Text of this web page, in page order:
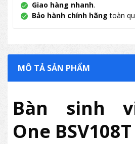
Giao hàng nhanh.
Bảo hành chính hãng toàn
MÔ TẢ SẢN PHẨM
Bàn sinh
One BSV108T